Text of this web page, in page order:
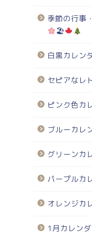
季節の行事
🏖
白黒カレン
セピアなレ
ピンク色カ
ブルーカレ
グリーンカ
パープルカ
オレンジカ
1月カレン